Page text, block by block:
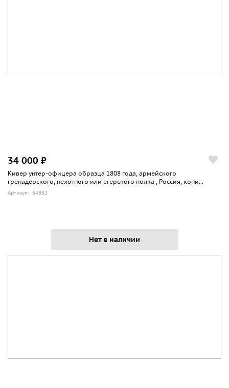
34 000 ₽
Кивер унтер-офицера образца 1808 года, армейского
гренадерского, пехотного или егерского полка , Россия, копи...
Артикул: 64832
Нет в наличии